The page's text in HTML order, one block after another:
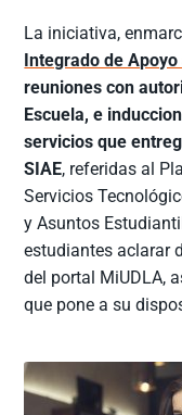
La iniciativa,
Integrado de
reuniones con
Escuela, e
servicios que
SIAE, referidas al
Servicios
y Asuntos
estudiantes aclarar
del portal MiUDLA,
que pone a su